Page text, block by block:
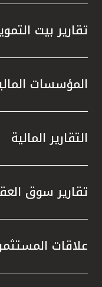
تقارير بيت
المؤسسات
التقارير المالية
تقارير سوق
علاقات